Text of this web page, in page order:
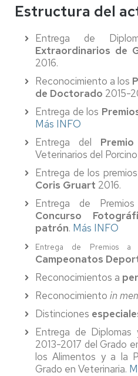
Estructura del
Entrega de
Extraordinarios de
2016.
Reconocimiento a los
de Doctorado 2015-
Entrega de los
Más INFO
Entrega del
Veterinarios del
Entrega de los
Coris Gruart 2016.
Entrega de
Concurso
patrón. Más INFO
Entrega de Premios a
Campeonatos
Reconocimientos a
Reconocimiento in
Distinciones
Entrega de
2013-2017 del Grado
los Alimentos y a la
Grado en Veterinaria.